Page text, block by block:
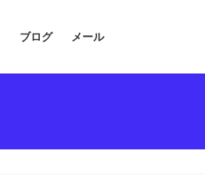
ブログ メール